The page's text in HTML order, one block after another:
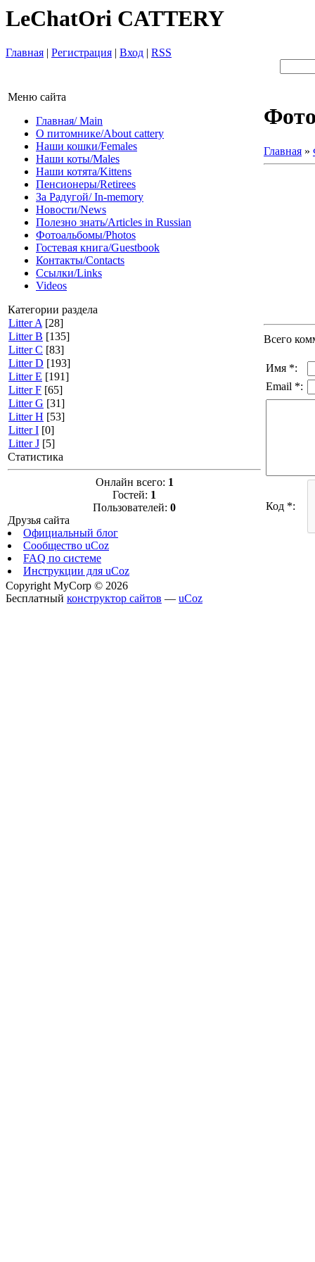
LeChatOri CATTERY
Главная | Регистрация | Вход | RSS
Меню сайта
Главная/ Main
О питомнике/About cattery
Наши кошки/Females
Наши коты/Males
Наши котята/Kittens
Пенсионеры/Retirees
За Радугой/ In-memory
Новости/News
Полезно знать/Articles in Russian
Фотоальбомы/Photos
Гостевая книга/Guestbook
Контакты/Contacts
Ссылки/Links
Videos
Категории раздела
Litter A [28]
Litter B [135]
Litter C [83]
Litter D [193]
Litter E [191]
Litter F [65]
Litter G [31]
Litter H [53]
Litter I [0]
Litter J [5]
Статистика
Онлайн всего: 1
Гостей: 1
Пользователей: 0
Друзья сайта
Официальный блог
Сообщество uCoz
FAQ по системе
Инструкции для uCoz
Главная »
Всего
Имя *:
Email *:
Код *:
Copyright MyCorp © 2026
Бесплатный конструктор сайтов — uCoz